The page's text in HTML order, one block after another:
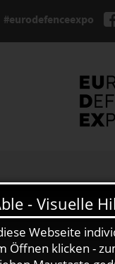
#eurodefenceexpo